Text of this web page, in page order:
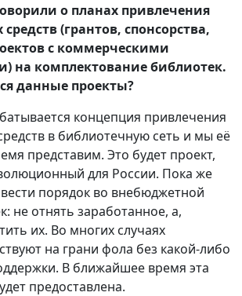
о планах привлечения
(грантов, спонсорства,
с коммерческими
на комплектование библиотек.
данные проекты?
концепция привлечения
в библиотечную сеть и мы её
представим. Это будет проект,
для России. Пока же
порядок во внебюджетной
не отнять заработанное, а,
их. Во многих случаях
на грани фола без какой-либо
В ближайшее время эта
предоставлена.